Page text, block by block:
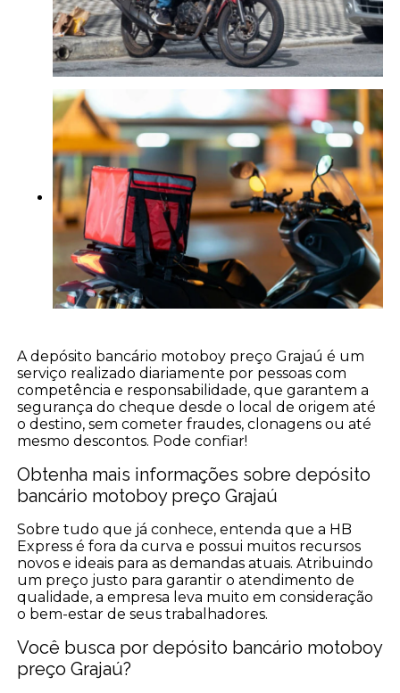
A depósito bancário motoboy preço Grajaú é um
serviço realizado diariamente por pessoas com
competência e responsabilidade, que garantem a
segurança do cheque desde o local de origem até
o destino, sem cometer fraudes, clonagens ou até
mesmo descontos. Pode confiar!
Obtenha mais informações sobre depósito
bancário motoboy preço Grajaú
Sobre tudo que já conhece, entenda que a HB
Express é fora da curva e possui muitos recursos
novos e ideais para as demandas atuais. Atribuindo
um preço justo para garantir o atendimento de
qualidade, a empresa leva muito em consideração
o bem-estar de seus trabalhadores.
Você busca por depósito bancário motoboy
preço Grajaú?